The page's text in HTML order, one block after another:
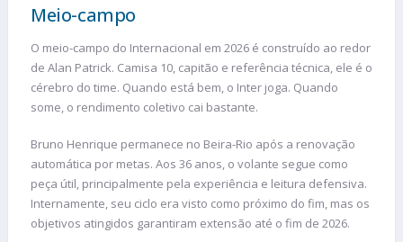
Meio-campo
O meio-campo do Internacional em 2026 é construído ao redor
de Alan Patrick. Camisa 10, capitão e referência técnica, ele é o
cérebro do time. Quando está bem, o Inter joga. Quando
some, o rendimento coletivo cai bastante.
Bruno Henrique permanece no Beira-Rio após a renovação
automática por metas. Aos 36 anos, o volante segue como
peça útil, principalmente pela experiência e leitura defensiva.
Internamente, seu ciclo era visto como próximo do fim, mas os
objetivos atingidos garantiram extensão até o fim de 2026.